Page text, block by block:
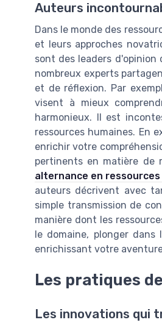
Auteurs
Dans le monde des
et leurs approches
sont des leaders
nombreux experts
et de réflexion. Par
visent à mieux
harmonieux. Il est
ressources humaines. En
enrichir votre
pertinents en matière de
alternance en
auteurs décrivent avec
simple transmission de
manière dont les
le domaine, plonger
enrichissant votre
Les pratiques
Les innovations qui